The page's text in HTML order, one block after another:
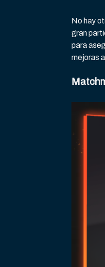
No hay
gran
para
mejoras